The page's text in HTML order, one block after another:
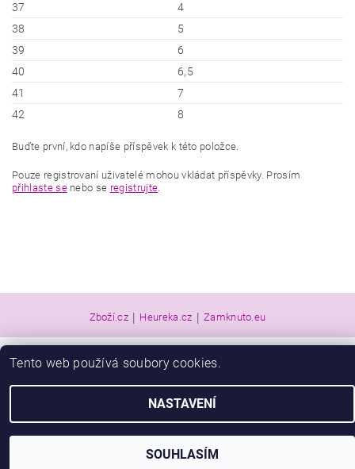
37
4
38
5
39
6
40
6,5
41
7
42
8
Buďte první, kdo napíše příspěvek k této položce.
Pouze registrovaní uživatelé mohou vkládat příspěvky. Prosím
přihlaste senebo se registrujte.
Zboží.cz | Heureka.cz | Zamknuto.eu
2026 © Obuv Luna - Miluše Liznová, všechna práva vyhrazena
Vytvořil Shoptet
Tento web používá soubory cookies.
NASTAVENÍ
SOUHLASÍM